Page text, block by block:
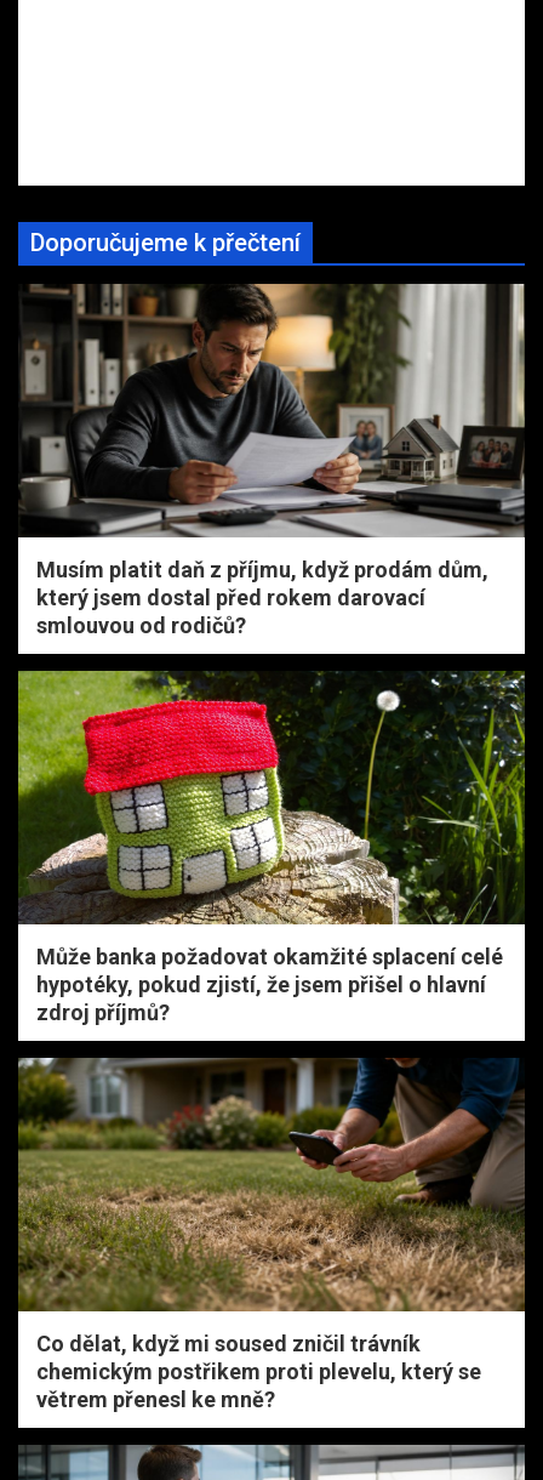
Doporučujeme k přečtení
Musím platit daň z příjmu, když prodám dům,
který jsem dostal před rokem darovací
smlouvou od rodičů?
Může banka požadovat okamžité splacení celé
hypotéky, pokud zjistí, že jsem přišel o hlavní
zdroj příjmů?
Co dělat, když mi soused zničil trávník
chemickým postřikem proti plevelu, který se
větrem přenesl ke mně?